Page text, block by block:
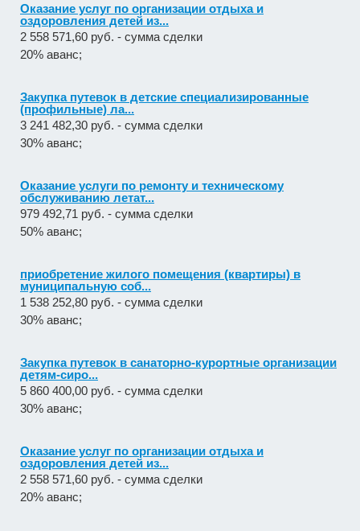
Оказание услуг по организации отдыха и
оздоровления детей из...
2 558 571,60 руб. - сумма сделки
20% аванс;
Закупка путевок в детские специализированные
(профильные) ла...
3 241 482,30 руб. - сумма сделки
30% аванс;
Оказание услуги по ремонту и техническому
обслуживанию летат...
979 492,71 руб. - сумма сделки
50% аванс;
приобретение жилого помещения (квартиры) в
муниципальную соб...
1 538 252,80 руб. - сумма сделки
30% аванс;
Закупка путевок в санаторно-курортные организации
детям-сиро...
5 860 400,00 руб. - сумма сделки
30% аванс;
Оказание услуг по организации отдыха и
оздоровления детей из...
2 558 571,60 руб. - сумма сделки
20% аванс;